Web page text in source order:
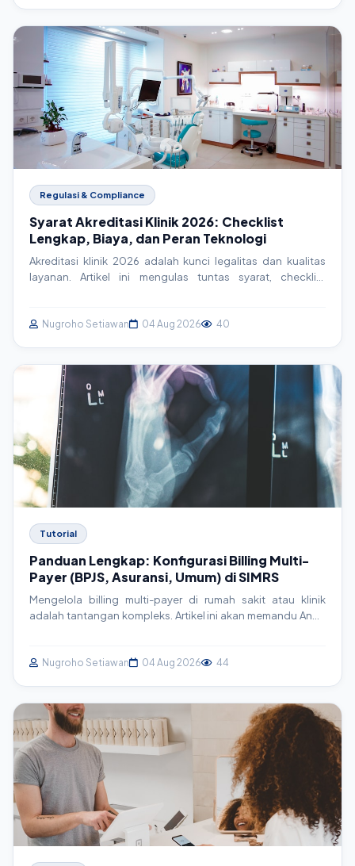
Regulasi & Compliance
Syarat Akreditasi Klinik 2026: Checklist
Lengkap, Biaya, dan Peran Teknologi
Akreditasi klinik 2026 adalah kunci legalitas dan kualitas
layanan. Artikel ini mengulas tuntas syarat, checklist
akreditasi. Persiapkan klinik Anda menuju standar pelayanan
Nugroho Setiawan 04 Aug 2026 40
Tutorial
Panduan Lengkap: Konfigurasi Billing Multi-
Payer (BPJS, Asuransi, Umum) di SIMRS
Mengelola billing multi-payer di rumah sakit atau klinik
adalah tantangan kompleks. Artikel ini akan memandu Anda
terintegrasi dengan BPJS, asuransi swasta, dan pasien
Nugroho Setiawan 04 Aug 2026 44